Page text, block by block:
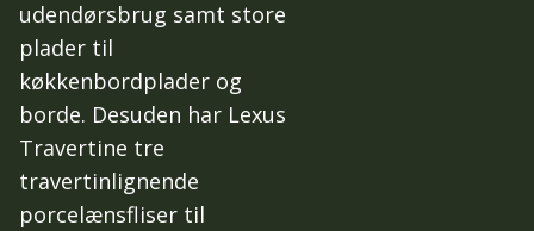
udendørsbrug samt store
plader til
køkkenbordplader og
borde. Desuden har Lexus
Travertine tre
travertinlignende
porcelænsfliser til